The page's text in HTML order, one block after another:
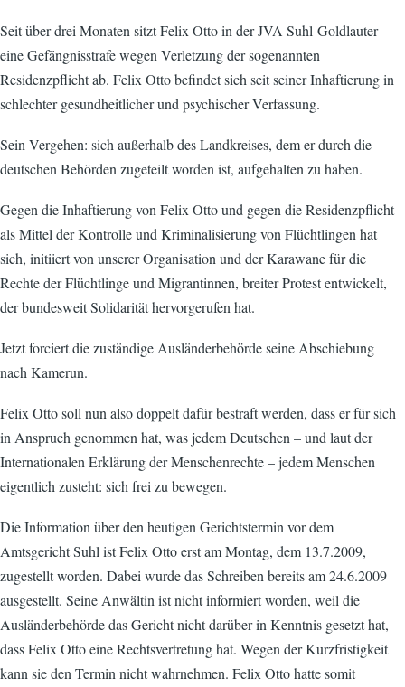
Seit über drei Monaten sitzt Felix Otto in der JVA Suhl-Goldlauter
eine Gefängnisstrafe wegen Verletzung der sogenannten
Residenzpflicht ab. Felix Otto befindet sich seit seiner Inhaftierung in
schlechter gesundheitlicher und psychischer Verfassung.
Sein Vergehen: sich außerhalb des Landkreises, dem er durch die
deutschen Behörden zugeteilt worden ist, aufgehalten zu haben.
Gegen die Inhaftierung von Felix Otto und gegen die Residenzpflicht
als Mittel der Kontrolle und Kriminalisierung von Flüchtlingen hat
sich, initiiert von unserer Organisation und der Karawane für die
Rechte der Flüchtlinge und Migrantinnen, breiter Protest entwickelt,
der bundesweit Solidarität hervorgerufen hat.
Jetzt forciert die zuständige Ausländerbehörde seine Abschiebung
nach Kamerun.
Felix Otto soll nun also doppelt dafür bestraft werden, dass er für sich
in Anspruch genommen hat, was jedem Deutschen – und laut der
Internationalen Erklärung der Menschenrechte – jedem Menschen
eigentlich zusteht: sich frei zu bewegen.
Die Information über den heutigen Gerichtstermin vor dem
Amtsgericht Suhl ist Felix Otto erst am Montag, dem 13.7.2009,
zugestellt worden. Dabei wurde das Schreiben bereits am 24.6.2009
ausgestellt. Seine Anwältin ist nicht informiert worden, weil die
Ausländerbehörde das Gericht nicht darüber in Kenntnis gesetzt hat,
dass Felix Otto eine Rechtsvertretung hat. Wegen der Kurzfristigkeit
kann sie den Termin nicht wahrnehmen. Felix Otto hatte somit